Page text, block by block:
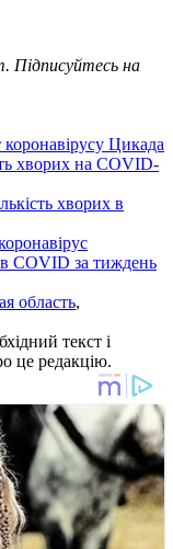
Підписуйтесь на
Цикада
хворих на COVID-
хворих в
COVID за тиждень
область,
текст і
це редакцію.